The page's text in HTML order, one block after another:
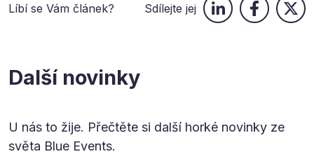
Líbí se Vám článek? Sdílejte jej
Další novinky
U nás to žije. Přečtěte si další horké novinky ze
světa Blue Events.